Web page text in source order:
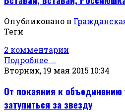
Опубликовано в
Теги
2 комментарии
Подробнее ...
Вторник, 19 мая 2015 10:34
От покаяния к объединению
затупиться за звезду